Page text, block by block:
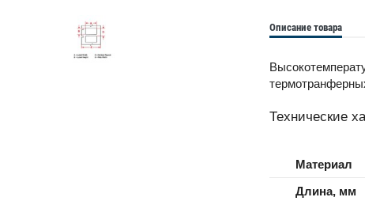
Описание товара
Технические
Материал
Длина, мм